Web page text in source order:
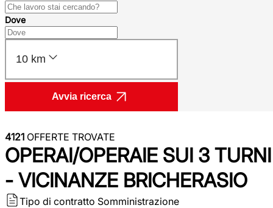
Dove
10 km
Avvia ricerca
4121 OFFERTE TROVATE
OPERAI/OPERAIE SUI 3 TURNI
- VICINANZE BRICHERASIO
Tipo di contratto Somministrazione